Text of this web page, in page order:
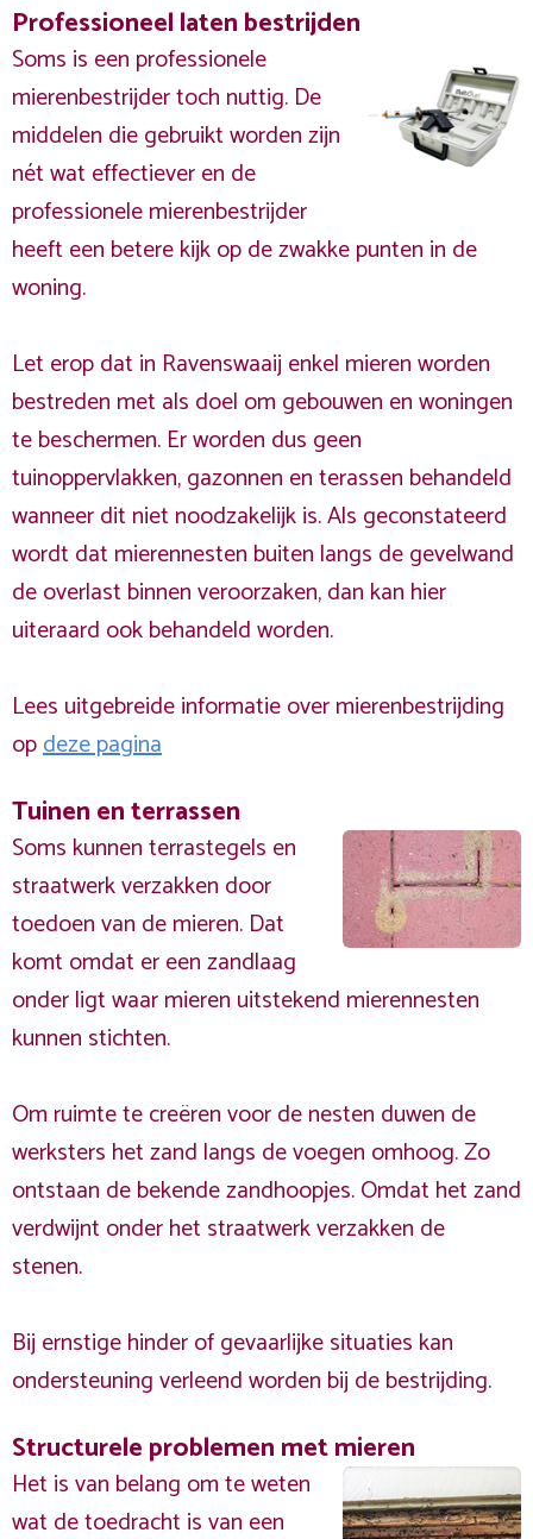
Professioneel laten bestrijden
Soms is een professionele
mierenbestrijder toch nuttig. De
middelen die gebruikt worden zijn
nét wat effectiever en de
professionele mierenbestrijder
heeft een betere kijk op de zwakke punten in de
woning.
Let erop dat in Ravenswaaij enkel mieren worden
bestreden met als doel om gebouwen en woningen
te beschermen. Er worden dus geen
tuinoppervlakken, gazonnen en terassen behandeld
wanneer dit niet noodzakelijk is. Als geconstateerd
wordt dat mierennesten buiten langs de gevelwand
de overlast binnen veroorzaken, dan kan hier
uiteraard ook behandeld worden.
Lees uitgebreide informatie over mierenbestrijding
opdeze pagina
Tuinen en terrassen
Soms kunnen terrastegels en
straatwerk verzakken door
toedoen van de mieren. Dat
komt omdat er een zandlaag
onder ligt waar mieren uitstekend mierennesten
kunnen stichten.
Om ruimte te creëren voor de nesten duwen de
werksters het zand langs de voegen omhoog. Zo
ontstaan de bekende zandhoopjes. Omdat het zand
verdwijnt onder het straatwerk verzakken de
stenen.
Bij ernstige hinder of gevaarlijke situaties kan
ondersteuning verleend worden bij de bestrijding.
Structurele problemen met mieren
Het is van belang om te weten
wat de toedracht is van een